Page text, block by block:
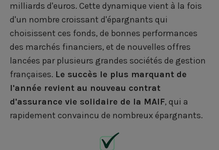
milliards d'euros. Cette dynamique vient à la fois
d'un nombre croissant d'épargnants qui
choisissent ces fonds, de bonnes performances
des marchés financiers, et de nouvelles offres
lancées par plusieurs grandes sociétés de gestion
françaises. Le succès le plus marquant de
l'année revient au nouveau contrat
d'assurance vie solidaire de la MAIF, qui a
rapidement convaincu de nombreux épargnants.